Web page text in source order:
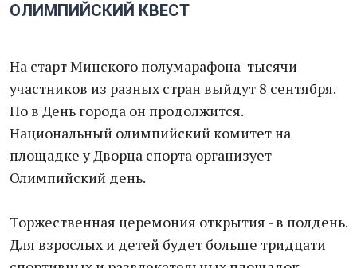
ОЛИМПИЙСКИЙ КВЕСТ
На старт Минского полумарафона тысячи
участников из разных стран выйдут 8 сентября.
Но в День города он продолжится.
Национальный олимпийский комитет на
площадке у Дворца спорта организует
Олимпийский день.
Торжественная церемония открытия - в полдень.
Для взрослых и детей будет больше тридцати